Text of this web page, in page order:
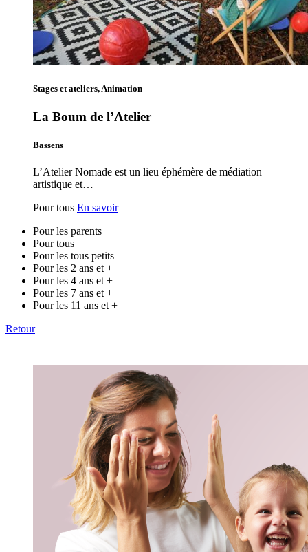
Stages et ateliers, Animation
La Boum de l’Atelier
Bassens
L’Atelier Nomade est un lieu éphémère de médiation
artistique et…
Pour tous En savoir
Pour les parents
Pour tous
Pour les tous petits
Pour les 2 ans et +
Pour les 4 ans et +
Pour les 7 ans et +
Pour les 11 ans et +
Retour